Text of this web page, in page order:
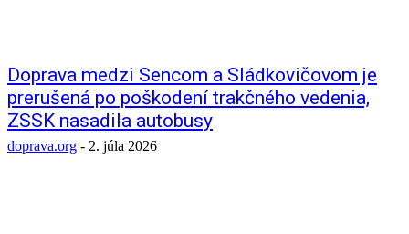
Doprava medzi Sencom a Sládkovičovom je
prerušená po poškodení trakčného vedenia,
ZSSK nasadila autobusy
doprava.org - 2. júla 2026